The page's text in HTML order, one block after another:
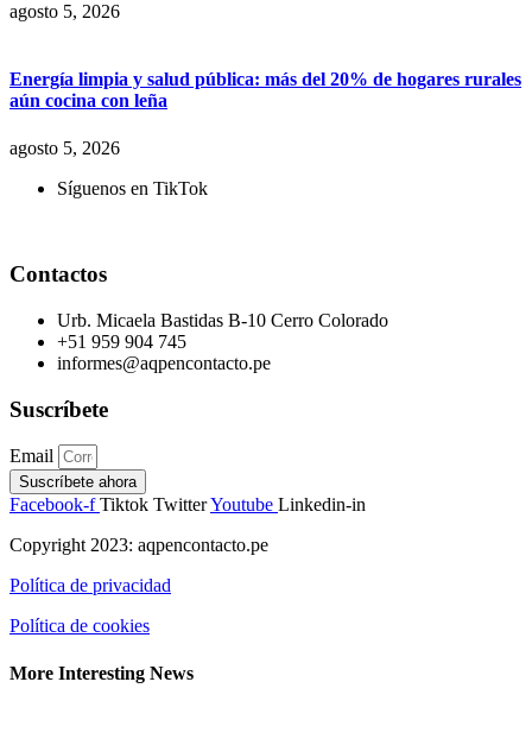
agosto 5, 2026
Energía limpia y salud pública: más del 20% de hogares rurales
aún cocina con leña
agosto 5, 2026
Síguenos en TikTok
Contactos
Urb. Micaela Bastidas B-10 Cerro Colorado
+51 959 904 745
informes@aqpencontacto.pe
Suscríbete
Email
Suscríbete ahora
Facebook-f Tiktok TwitterYoutube Linkedin-in
Copyright 2023: aqpencontacto.pe
Política de privacidad
Política de cookies
More Interesting News